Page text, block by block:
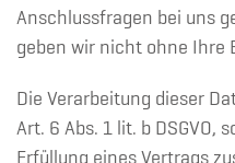
Anschlussfragen bei uns
geben wir nicht ohne Ihre
Die Verarbeitung dieser
Art. 6 Abs. 1 lit. b DSGVO,
Erfüllung eines Vertrags